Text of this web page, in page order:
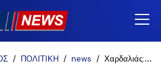
ΠΟΛΙΤΙΚΗ news Χαρδαλιάς: «Τα Χριστούγεννα φέτος θα είναι σίγουρα διαφορετικά»